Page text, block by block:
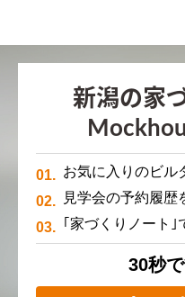
新潟の家
お気に入りのビル
見学会の予約履歴
｢家づくりノート｣
30秒